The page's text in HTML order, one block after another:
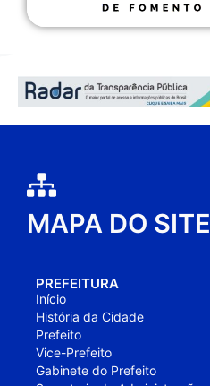
MAPA DO SITE
PREFEITURA
Início
História da Cidade
Prefeito
Vice-Prefeito
Gabinete do Prefeito